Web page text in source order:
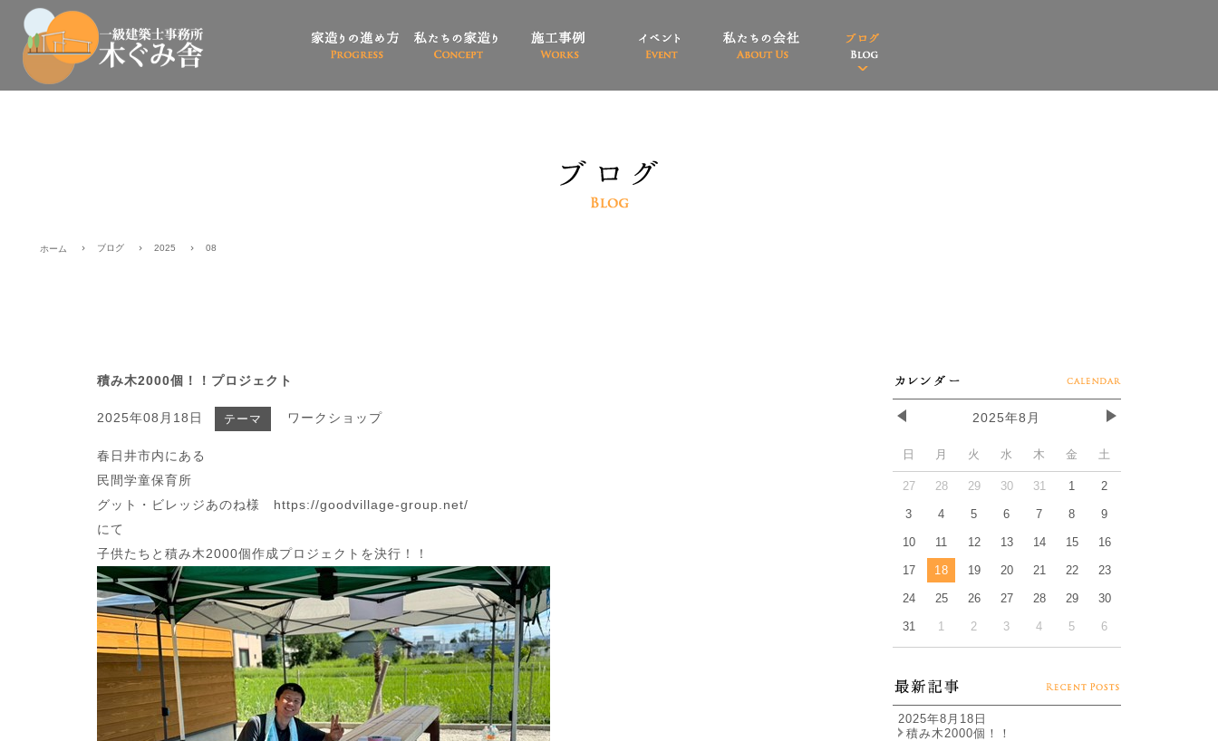
ホーム ブログ 2025 08
積み木2000個！！プロジェクト
2025年08月18日 テーマ ワークショップ
春日井市内にある
民間学童保育所
グット・ビレッジあのね様 https://goodvillage-group.net/
にて
子供たちと積み木2000個作成プロジェクトを決行！！
2025年8月
日 月 火 水 木 金 土
27 28 29 30 31 1 2
3 4 5 6 7 8 9
10 11 12 13 14 15 16
17 18 19 20 21 22 23
24 25 26 27 28 29 30
31 1 2 3 4 5 6
2025年8月18日
積み木2000個！！